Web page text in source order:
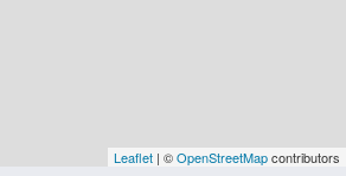
VorarlbergLeaflet | ©OpenStreetMapcontributors